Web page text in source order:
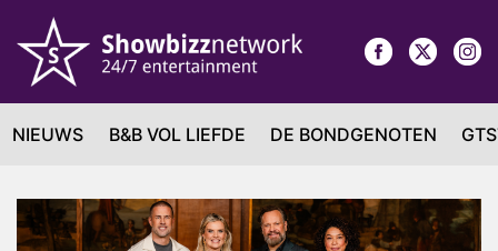
NIEUWS B&B VOL LIEFDE DE BONDGENOTEN